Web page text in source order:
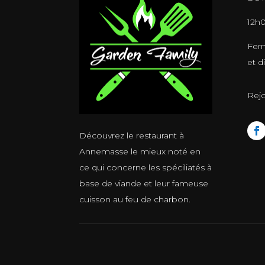
Découvrez le restaurant à
Annemasse le mieux noté en
ce qui concerne les spéciliatés à
base de viande et leur fameuse
cuisson au feu de charbon.
et